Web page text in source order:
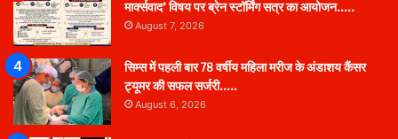
मार्क्सवाद’ विषय पर ब्रेन स्टॉर्मिंग सत्र का आयोजन…..
August 7, 2026
सिम्स में पहली बार 78 वर्षीय महिला मरीज के अंडाशय कैंसर
ट्यूमर की सफल सर्जरी…..
August 6, 2026